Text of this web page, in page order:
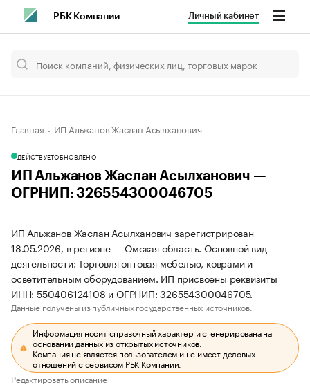
РБК Компании Личный кабинет
Главная ИП Альжанов Жаслан Асылханович
ДЕЙСТВУЕТОБНОВЛЕНО
ИП Альжанов Жаслан Асылханович —
ОГРНИП: 326554300046705
ИП Альжанов Жаслан Асылханович зарегистрирован
18.05.2026, в регионе — Омская область. Основной вид
деятельности: Торговля оптовая мебелью, коврами и
осветительным оборудованием. ИП присвоены реквизиты
ИНН: 550406124108 и ОГРНИП: 326554300046705.
Данные получены из публичных государственных источников.
Информация носит справочный характер и сгенерирована на
основании данных из открытых источников.
Компания не является пользователем и не имеет деловых
отношений с сервисом РБК Компании.
Редактировать описание